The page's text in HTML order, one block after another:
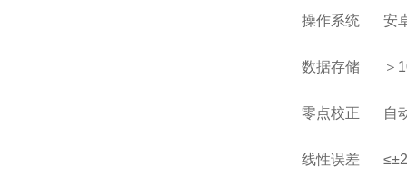
操作系统 安
数据存储 ＞
零点校正 自
线性误差